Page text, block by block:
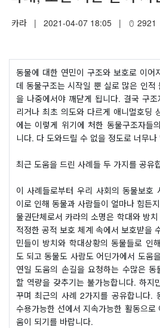
카라 | 2021-04-07 18:05 | 2921
동물에 대한 연민이 구조와 보호로 이어
데 동물구조는 시작일 뿐 실로 많은 인적
을 나중에서야 깨닫게 됩니다. 결국 구
리거나 최초 의도와 다르게 애니멀호딩
에는 이렇게 위기에 처한 동물구조자들
니다. 다 도와드릴 수 없을 정도로 너무나
최근 도움을 드린 사례들 두 가지를 공유
이 사례들로부터 우리 사회의 동물보호
이로 인해 동물과 사람들이 얼마나 힘든
물권단체로서 카라의 소명은 학대와 방
적정한 공적 보호 체계 속에서 보호받을
민들이 방치와 학대상황의 동물들로 인
도 되고 동물도 사람도 어딘가에서 도움
연일 도움의 손길을 요청하는 수많은
할 역량을 갖추기는 불가능합니다. 하지
꾸며 최근의 사례 2가지를 공유합니다.
수용가능한 선에서 지속가능한 활동으
움이 되기를 바랍니다.